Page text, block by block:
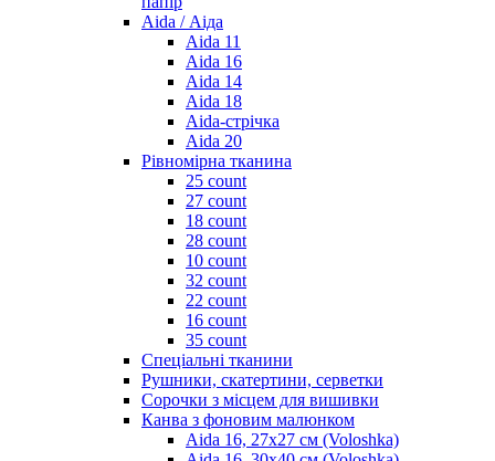
Aida / Аіда
Aida 11
Aida 16
Aida 14
Aida 18
Aida-стрічка
Aida 20
Рівномірна тканина
25 count
27 count
18 count
28 count
10 count
32 count
22 count
16 count
35 count
Спеціальні тканини
Рушники, скатертини, серветки
Сорочки з місцем для вишивки
Канва з фоновим малюнком
Aida 16, 27х27 см (Voloshka)